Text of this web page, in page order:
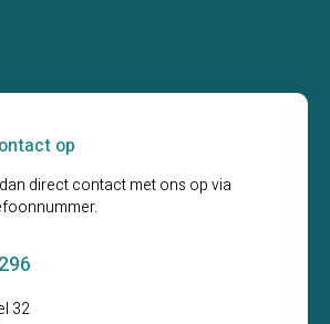
op
direct contact met ons op via
32